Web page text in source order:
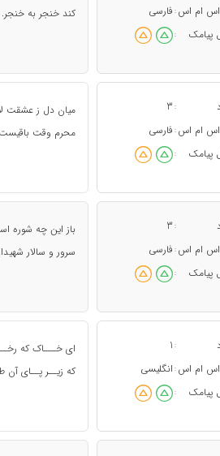
ام اس : فارسی
پیامک
:
کند خنجر به
:
3
ام اس : فارسی
پیامک
:
محرم وقت باقیست
:
3
ام اس : فارسی
پیامک
:
باز این چه شوره
سرور و سالار
:
1
ام اس : انگلیسی
پیامک
:
ای خـــاک که
که زیــر پــای